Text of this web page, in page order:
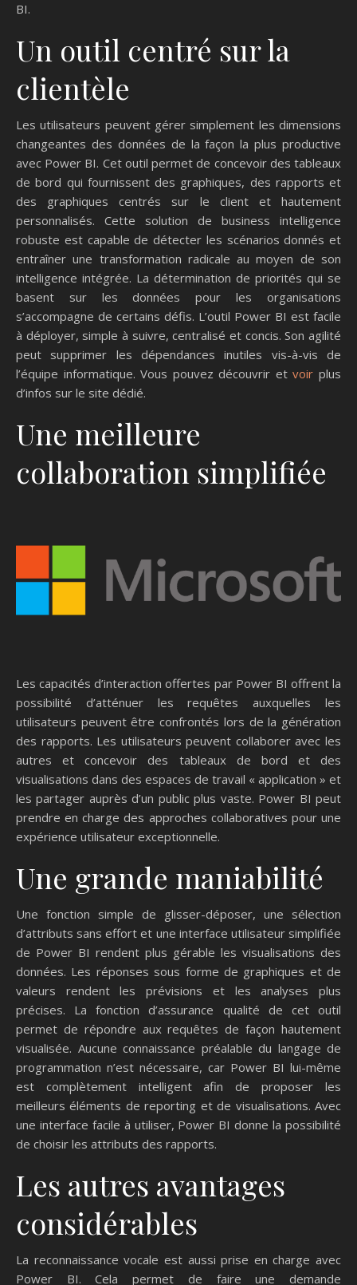
BI.
Un outil centré sur la
clientèle
Les utilisateurs peuvent gérer simplement les dimensions
changeantes des données de la façon la plus productive
avec Power BI. Cet outil permet de concevoir des tableaux
de bord qui fournissent des graphiques, des rapports et
des graphiques centrés sur le client et hautement
personnalisés. Cette solution de business intelligence
robuste est capable de détecter les scénarios donnés et
entraîner une transformation radicale au moyen de son
intelligence intégrée. La détermination de priorités qui se
basent sur les données pour les organisations
s’accompagne de certains défis. L’outil Power BI est facile
à déployer, simple à suivre, centralisé et concis. Son agilité
peut supprimer les dépendances inutiles vis-à-vis de
l’équipe informatique. Vous pouvez découvrir etvoir plus
d’infos sur le site dédié.
Une meilleure
collaboration simplifiée
Les capacités d’interaction offertes par Power BI offrent la
possibilité d’atténuer les requêtes auxquelles les
utilisateurs peuvent être confrontés lors de la génération
des rapports. Les utilisateurs peuvent collaborer avec les
autres et concevoir des tableaux de bord et des
visualisations dans des espaces de travail « application » et
les partager auprès d’un public plus vaste. Power BI peut
prendre en charge des approches collaboratives pour une
expérience utilisateur exceptionnelle.
Une grande maniabilité
Une fonction simple de glisser-déposer, une sélection
d’attributs sans effort et une interface utilisateur simplifiée
de Power BI rendent plus gérable les visualisations des
données. Les réponses sous forme de graphiques et de
valeurs rendent les prévisions et les analyses plus
précises. La fonction d’assurance qualité de cet outil
permet de répondre aux requêtes de façon hautement
visualisée. Aucune connaissance préalable du langage de
programmation n’est nécessaire, car Power BI lui-même
est complètement intelligent afin de proposer les
meilleurs éléments de reporting et de visualisations. Avec
une interface facile à utiliser, Power BI donne la possibilité
de choisir les attributs des rapports.
Les autres avantages
considérables
La reconnaissance vocale est aussi prise en charge avec
Power BI. Cela permet de faire une demande